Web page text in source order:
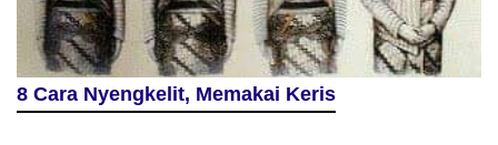
8 Cara Nyengkelit, Memakai Keris